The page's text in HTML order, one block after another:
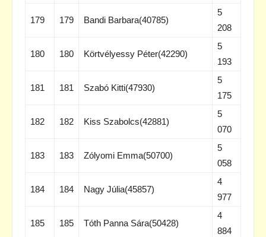
179 179 Bandi Barbara(40785)
5
208
180 180 Körtvélyessy Péter(42290)
5
193
181 181 Szabó Kitti(47930)
5
175
182 182 Kiss Szabolcs(42881)
5
070
183 183 Zólyomi Emma(50700)
5
058
184 184 Nagy Júlia(45857)
4
977
185 185 Tóth Panna Sára(50428)
4
884